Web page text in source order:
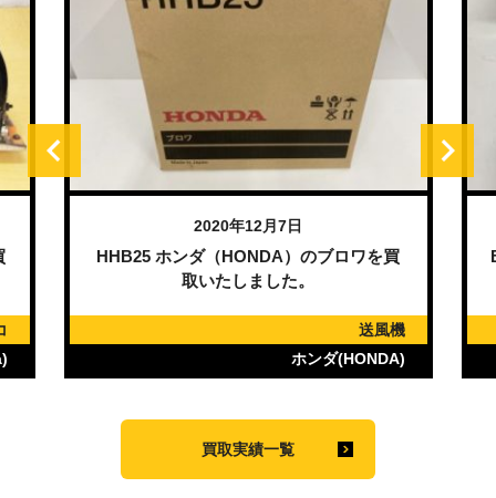
2020年12月7日
HHB25 ホンダ（HONDA）のブロワを買
取いたしました。
送風機
ホンダ(HONDA)
買取実績一覧